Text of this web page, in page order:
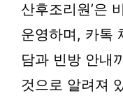
산후조리원’은
운영하며, 카톡
담과 빈방 안내
것으로 알려져